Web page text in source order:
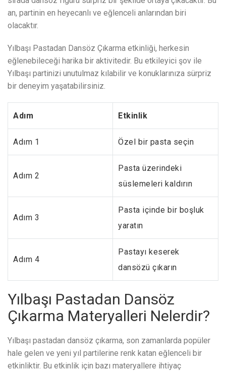
an, partinin en heyecanlı ve eğlenceli anlarından biri
olacaktır.
Yılbaşı Pastadan Dansöz Çıkarma etkinliği, herkesin
eğlenebileceği harika bir aktivitedir. Bu etkileyici şov ile
Yılbaşı partinizi unutulmaz kılabilir ve konuklarınıza sürpriz
bir deneyim yaşatabilirsiniz.
Adım Etkinlik
Adım 1 Özel bir pasta seçin
Adım 2
Pasta üzerindeki
süslemeleri kaldırın
Adım 3
Pasta içinde bir boşluk
yaratın
Adım 4
Pastayı keserek
dansözü çıkarın
Yılbaşı Pastadan Dansöz
Çıkarma Materyalleri Nelerdir?
Yılbaşı pastadan dansöz çıkarma, son zamanlarda popüler
hale gelen ve yeni yıl partilerine renk katan eğlenceli bir
etkinliktir. Bu etkinlik için bazı materyallere ihtiyaç